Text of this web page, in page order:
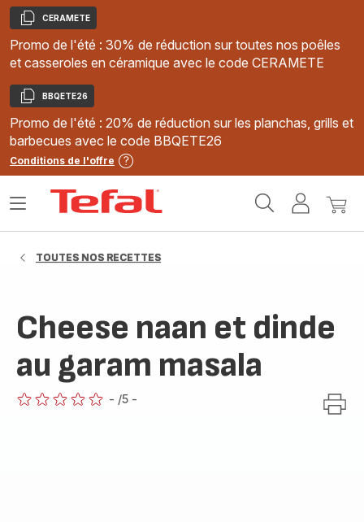
Copier
CERAMETE
Promo de l'été : 30% de réduction sur toutes nos poêles
et casseroles en céramique avec le code CERAMETE
Copier
BBQETE26
Promo de l'été : 20% de réduction sur les planchas, grills et
barbecues avec le code BBQETE26
Conditions de l'offre
MonMon
Ouvrir
TOUTES NOS RECETTES
Cheese naan et dinde
au garam masala
- /5 -